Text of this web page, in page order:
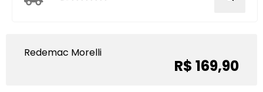
Redemac Morelli
R$ 169,90